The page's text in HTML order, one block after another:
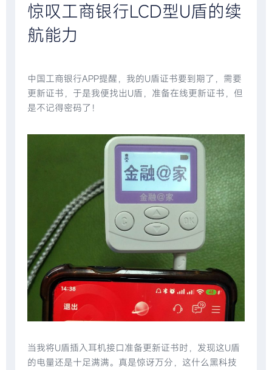
惊叹工商银行LCD型U盾的续
航能力
中国工商银行APP提醒，我的U盾证书要到期了，需要
更新证书，于是我便找出U盾，准备在线更新证书，但
是不记得密码了！
当我将U盾插入耳机接口准备更新证书时，发现这U盾
的电量还是十足满满。真是惊讶万分，这什么黑科技